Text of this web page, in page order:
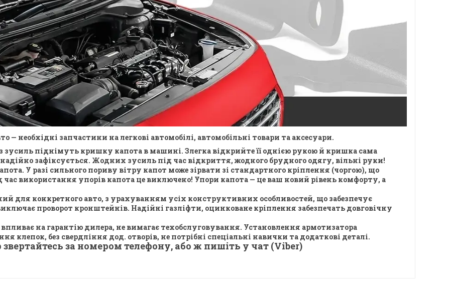
необхідні запчастини на легкові автомобілі, автомобільні товари та аксесуари.
зусиль піднімуть кришку капота в машині. Злегка відкрийте її однією рукою й кришка сама
зафіксується. Жодних зусиль під час відкриття, жодного брудного одягу, вільні руки!
У разі сильного пориву вітру капот може зірвати зі стандартного кріплення (чоргою), що
використання упорів капота це виключено! Упори капота — це ваш новий рівень комфорту, а
для конкретного авто, з урахуванням усіх конструктивних особливостей, що забезпечує
проворот кронштейнів. Надійні газліфти, оцинковане кріплення забезпечать довговічну
на гарантію дилера, не вимагає техобслуговування. Установлення армотизатора
клепок, без свердління дод. отворів, не потрібні спеціальні навички та додаткові деталі.
за номером телефону, або ж пишіть у чат (Viber)